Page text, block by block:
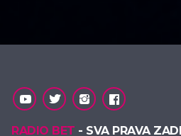
RADIO BET - SVA PRAVA